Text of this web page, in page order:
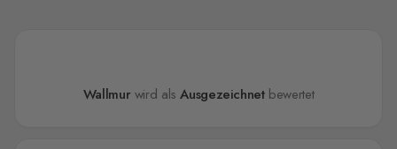
Wallmur wird alsAusgezeichnetbewertet